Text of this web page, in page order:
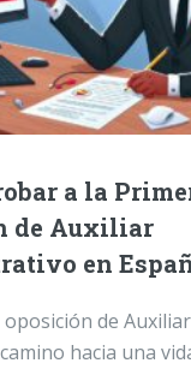
a la
de Auxiliar
en
de
hacia una